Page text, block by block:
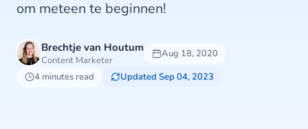
om meteen te beginnen!
Brechtje van Houtum
Content Marketer
Aug 18, 2020
4 minutes read
Updated Sep 04, 2023